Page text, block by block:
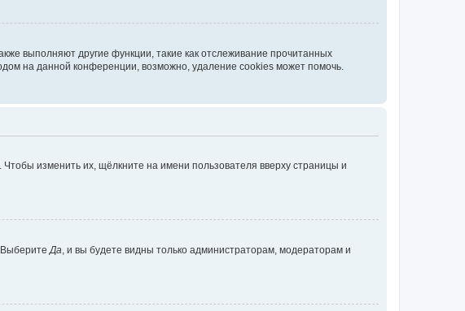
выполняют другие функции, такие как отслеживание прочитанных
на данной конференции, возможно, удаление cookies может помочь.
изменить их, щёлкните на имени пользователя вверху страницы и
. Выберите Да , и вы будете видны только администраторам, модераторам и